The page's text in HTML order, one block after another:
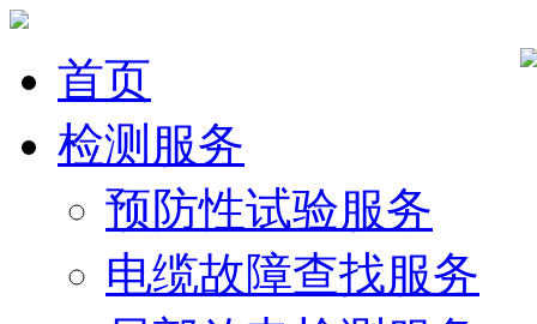
首页
检测服务
预防性试验服务
电缆故障查找服务